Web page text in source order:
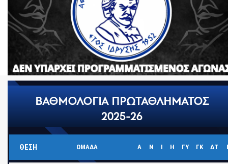
ΒΑΘΜΟΛΟΓΙΑ ΠΡΩΤΑΘΛΗΜΑΤΟΣ
2025-26
ΘΈΣΗ ΟΜΑΔΑ Α Ν Ι Η ΓΥ ΓΚ ΔΤ